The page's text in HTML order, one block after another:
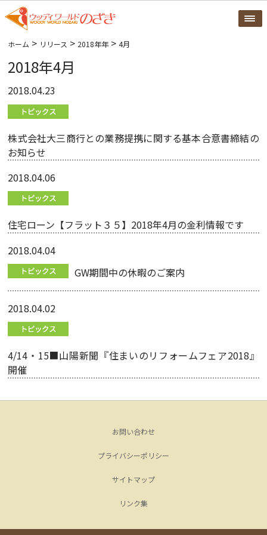
ホーム > リリース > 2018年年>4月
2018年4月
2018.04.23
株式会社大三商行との業務提携に関する基本合意書締結の
お知らせ
2018.04.06
住宅ローン【フラット３５】2018年4月の金利情報です
2018.04.04
GW期間中の休暇のご案内
2018.04.02
4/14・15■山陽新聞『住まいのリフォームフェア2018』
開催
お問い合わせ
プライバシーポリシー
サイトマップ
リンク集